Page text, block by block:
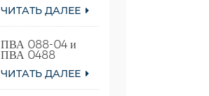
ЧИТАТЬ ДАЛЕЕ
ПВА 088-04 и
ПВА 0488
ЧИТАТЬ ДАЛЕЕ